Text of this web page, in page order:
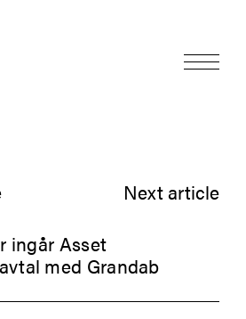
Next article
ingår Asset
med Grandab